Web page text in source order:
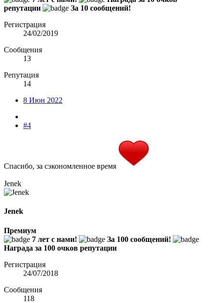
репутации
За 10 сообщений!
Регистрация
24/02/2019
Сообщения
13
Репутация
14
8 Июн 2022
#4
Спасибо, за сэкономленное время
Jenek
Jenek
Премиум
7 лет с нами!
За 100 сообщений!
Награда за 100 очков репутации
Регистрация
24/07/2018
Сообщения
118